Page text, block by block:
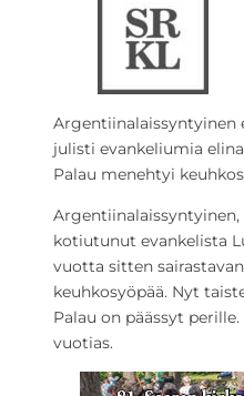
Argentiinalaissyntyinen
julisti evankeliumia
Palau menehtyi
kotiutunut evankelista
vuotta sitten
keuhkosyöpää. Nyt
Palau on päässyt
vuotias.